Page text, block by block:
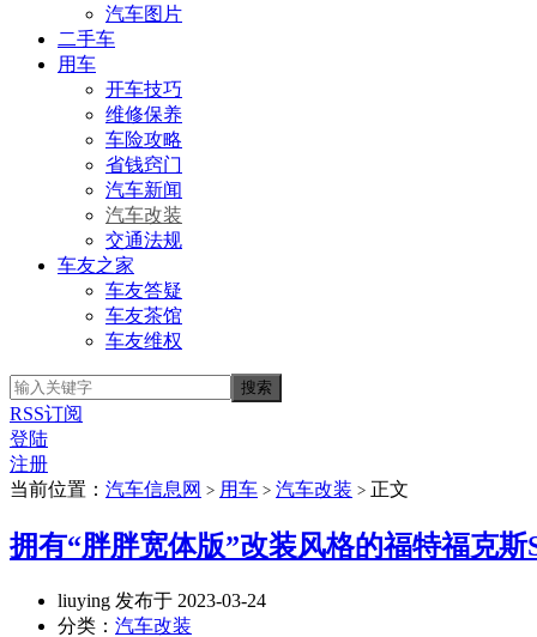
汽车图片
二手车
用车
开车技巧
维修保养
车险攻略
省钱窍门
汽车新闻
汽车改装
交通法规
车友之家
车友答疑
车友茶馆
车友维权
RSS订阅
登陆
注册
当前位置： 汽车信息网 > 用车 > 汽车改装 > 正文
拥有“胖胖宽体版”改装风格的福特福克斯
liuying 发布于 2023-03-24
分类： 汽车改装